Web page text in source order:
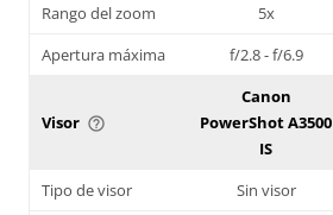
Rango del zoom
5x
Apertura máxima
f/2.8 - f/6.9
Visor help_outline
Canon
PowerShot A3500
IS
Tipo de visor Sin visor